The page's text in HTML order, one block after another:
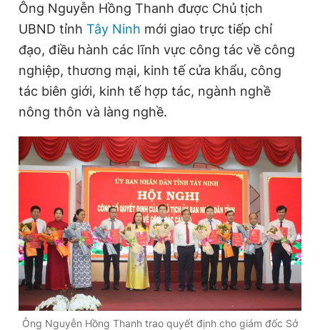
Ông Nguyễn Hồng Thanh được Chủ tịch
UBND tỉnh Tây Ninh mới giao trực tiếp chỉ
đạo, điều hành các lĩnh vực công tác về công
nghiệp, thương mại, kinh tế cửa khẩu, công
tác biên giới, kinh tế hợp tác, ngành nghề
nông thôn và làng nghề.
Ông Nguyễn Hồng Thanh trao quyết định cho giám đốc Sở